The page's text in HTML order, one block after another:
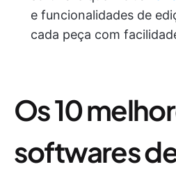
e funcionalidades de
cada peça com
Os 10
softwares